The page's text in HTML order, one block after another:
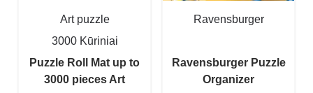
Art puzzle
3000 Kūriniai
Puzzle Roll Mat up to
3000 pieces Art
Ravensburger
Ravensburger Puzzle
Organizer